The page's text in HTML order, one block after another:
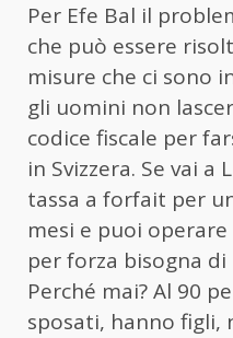
Per Efe Bal il
che può essere
misure che ci sono
gli uomini non
codice fiscale per
in Svizzera. Se vai a
tassa a forfait per
mesi e puoi operare
per forza bisogna
Perché mai? Al 90
sposati, hanno figli,